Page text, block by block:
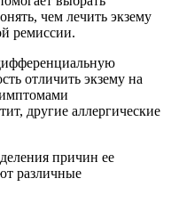
чем лечить экзему
ремиссии.
отличить экзему на
другие аллергические
причин ее
различные